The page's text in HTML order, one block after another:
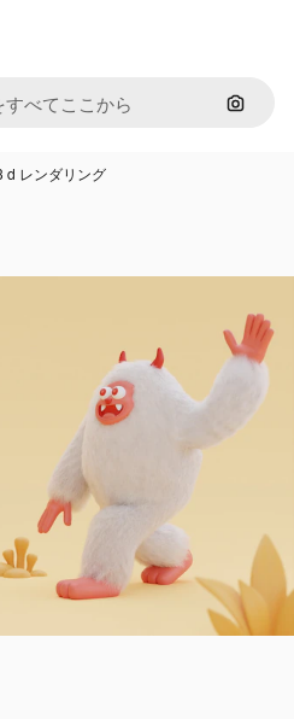
画像で
d レンダリング